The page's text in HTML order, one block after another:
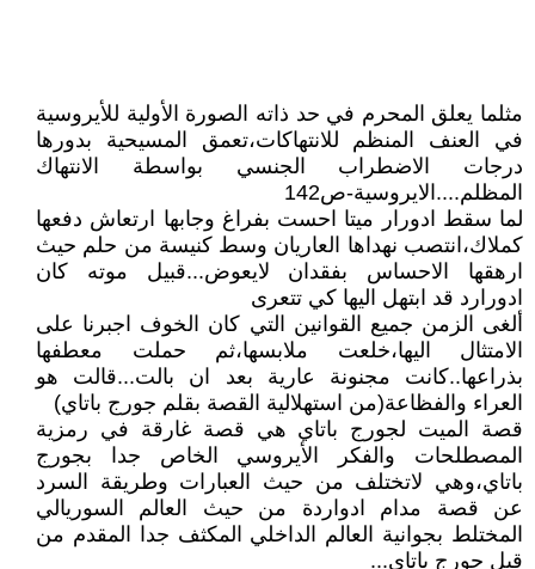
مثلما يعلق المحرم في حد ذاته الصورة الأولية للأيروسية
في العنف المنظم للانتهاكات،تعمق المسيحية بدورها
درجات الاضطراب الجنسي بواسطة الانتهاك
المظلم....الايروسية-ص142
لما سقط ادورار ميتا احست بفراغ وجابها ارتعاش دفعها
كملاك،انتصب نهداها العاريان وسط كنيسة من حلم حيث
ارهقها الاحساس بفقدان لايعوض...قبيل موته كان
ادورارد قد ابتهل اليها كي تتعرى
ألغى الزمن جميع القوانين التي كان الخوف اجبرنا على
الامتثال اليها،خلعت ملابسها،ثم حملت معطفها
بذراعها..كانت مجنونة عارية بعد ان بالت...قالت هو
العراء والفظاعة(من استهلالية القصة بقلم جورج باتاي)
قصة الميت لجورج باتاي هي قصة غارقة في رمزية
المصطلحات والفكر الأيروسي الخاص جدا بجورج
باتاي،وهي لاتختلف من حيث العبارات وطريقة السرد
عن قصة مدام ادواردة من حيث العالم السوريالي
المختلط بجوانية العالم الداخلي المكثف جدا المقدم من
قبل جورج باتاي...